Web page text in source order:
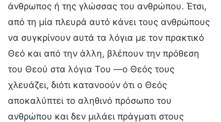
άνθρωπος ή της γλώσσας του ανθρώπου. Έτσι,
από τη μία πλευρά αυτό κάνει τους ανθρώπους
να συγκρίνουν αυτά τα λόγια με τον πρακτικό
Θεό και από την άλλη, βλέπουν την πρόθεση
του Θεού στα λόγια Του —ο Θεός τους
χλευάζει, διότι κατανοούν ότι ο Θεός
αποκαλύπτει το αληθινό πρόσωπο του
ανθρώπου και δεν μιλάει πράγματι στους